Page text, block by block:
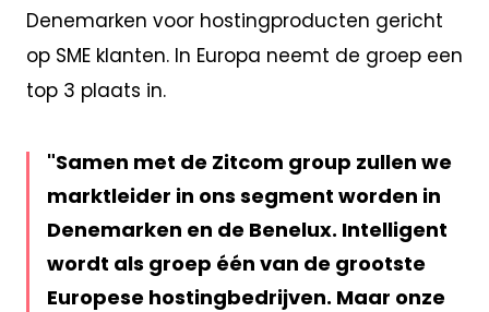
Denemarken voor hostingproducten gericht
op SME klanten. In Europa neemt de groep een
top 3 plaats in.
Samen met de Zitcom group zullen we
marktleider in ons segment worden in
Denemarken en de Benelux. Intelligent
wordt als groep één van de grootste
Europese hostingbedrijven. Maar onze